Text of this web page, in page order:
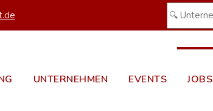
UNTERNEHMEN EVENTS JOBS